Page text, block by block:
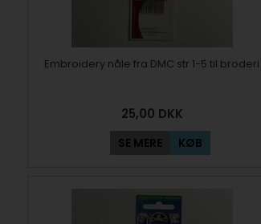
Embroidery nåle fra DMC str 1-5 til broderi
25,00 DKK
SE MERE KØB